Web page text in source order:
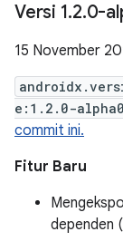
Versi 1.2.0-
15 November
e:1.2.0-
commit ini.
Fitur Baru
dependen (